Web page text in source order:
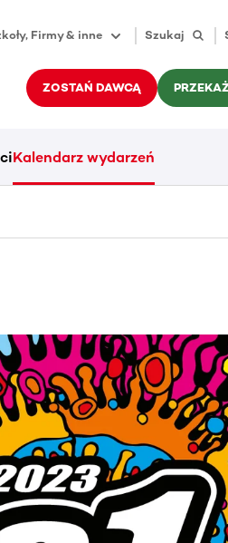
Firmy & inne Szukaj
ZOSTAŃ DAWCĄ
Kalendarz wydarzeń